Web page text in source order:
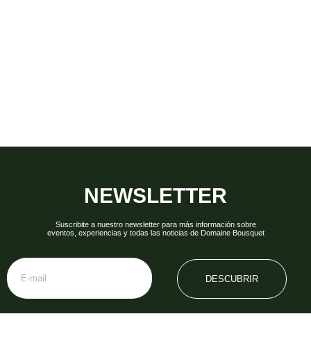
NEWSLETTER
Suscribite a nuestro newsletter para más información sobre
eventos, experiencias y todas las noticias de Domaine Bousquet
DESCUBRIR